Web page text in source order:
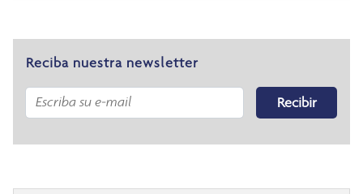
Reciba nuestra newsletter
Recibir